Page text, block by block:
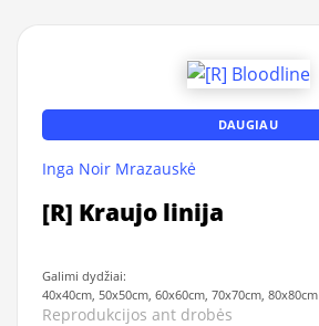
DAUGIAU
Inga Noir Mrazauskė
[R] Kraujo linija
Galimi dydžiai:
40x40cm, 50x50cm, 60x60cm, 70x70cm, 80x80cm
Reprodukcijos ant drobės